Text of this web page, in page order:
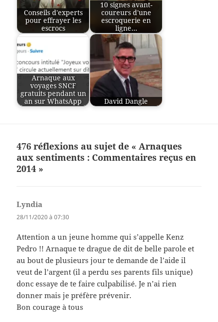
Conseils d'experts
pour effrayer les
escrocs
10 signes avant-
coureurs d'une
escroquerie en
ligne…
Arnaque aux
voyages SNCF
gratuits pendant un
an sur WhatsApp
David Dangle
476 réflexions au sujet de « Arnaques
aux sentiments : Commentaires reçus en
2014 »
Lyndia
28/11/2020 à 07:30
Attention a un jeune homme qui s’appelle Kenz
Pedro !! Arnaque te drague de dit de belle parole et
au bout de plusieurs jour te demande de l’aide il
veut de l’argent (il a perdu ses parents fils unique)
donc essaye de te faire culpabilisé. Je n’ai rien
donner mais je préfère prévenir.
Bon courage à tous